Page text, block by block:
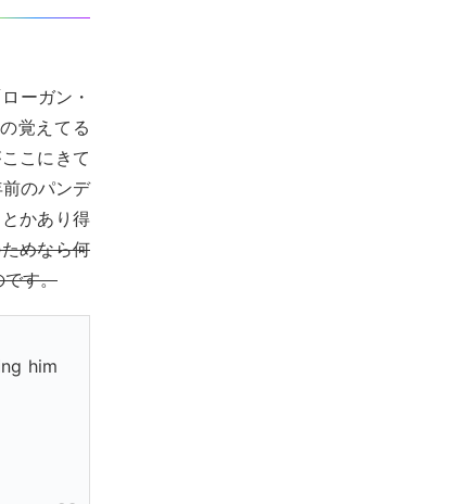
ーガン・
覚えてる
こにきて
のパンデ
かあり得
めなら何
です。
him